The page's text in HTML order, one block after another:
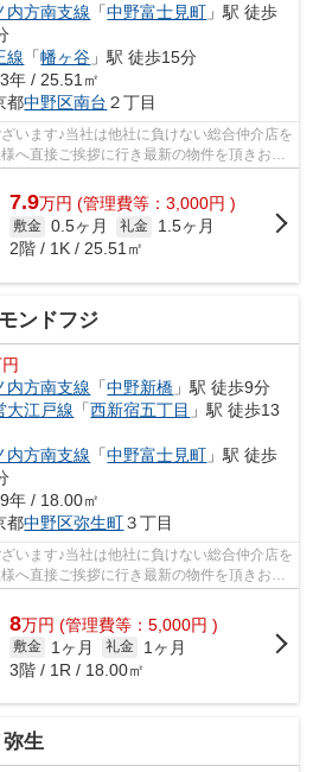
内方南支線 「中野富士見町 」駅 徒歩
線 「幡ヶ谷 」駅 徒歩15分
年 / 25.51㎡
都中野区南台 ２丁目
います♪当社は他社に負けない総合仲介店を
へ直接ご挨拶に行き最新の物件を頂きお客
報は...
7.9万円 (管理費等：3,000円 )
敷金 0.5ヶ月 礼金
1.5ヶ月
2階 / 1K / 25.51㎡
ンドフジ
内方南支線 「中野新橋 」駅 徒歩9分
大江戸線 「西新宿五丁目 」駅 徒歩13
内方南支線 「中野富士見町 」駅 徒歩
年 / 18.00㎡
都中野区弥生町３丁目
います♪当社は他社に負けない総合仲介店を
へ直接ご挨拶に行き最新の物件を頂きお客
8万円 (管理費等：5,000円 )
敷金 1ヶ月 礼金
1ヶ月
3階 / 1R / 18.00㎡
生